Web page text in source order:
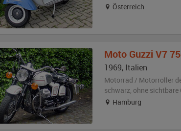
Österreich
Moto Guzzi V7
1969, Italien
Motorrad / Motorroller
schwarz, ohne sichtbare
Hamburg